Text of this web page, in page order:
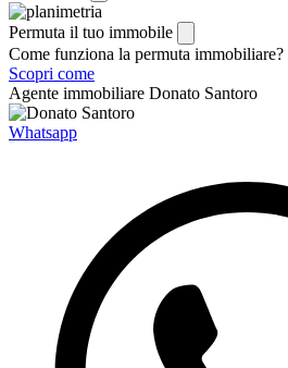
Permuta il tuo immobile
Come funziona la permuta immobiliare?
Scopri come
Agente immobiliare Donato Santoro
Whatsapp